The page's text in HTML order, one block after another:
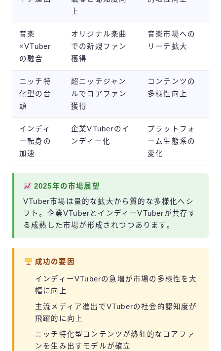
上
音楽
×VTuber
の融合
オリジナル楽曲
での新規ファン
獲得
音楽市場への
リーチ拡大
ニッチ特
化型の台
頭
超ニッチジャン
ルでコアファン
獲得
コンテンツの
多様性向上
インディ
ー転身の
加速
企業VTuberのイ
ンディー化
プラットフォ
ーム生態系の
変化
2025年の市場展望
VTuber市場は量的な拡大から質的な多様化へシ
フト。企業VTuberとインディーVTuberが共存す
る成熟した市場が形成されつつあります。
成功の要因
インディーVTuberの急増が市場の多様性を大
幅に向上
主流メディア進出でVTuberの社会的認知度が
飛躍的に向上
ニッチ特化型コンテンツが熱狂的なコアファ
ンを生み出すモデルが確立